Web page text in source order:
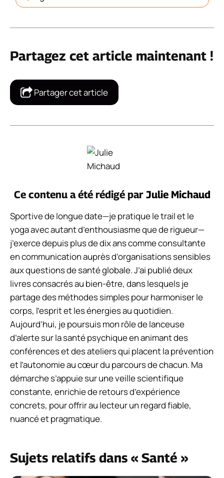
Partagez cet article maintenant !
Partager cet article
Ce contenu a été rédigé par Julie Michaud
Sportive de longue date—je pratique le trail et le
yoga avec autant d’enthousiasme que de rigueur—
j’exerce depuis plus de dix ans comme consultante
en communication auprès d’organisations sensibles
aux questions de santé globale. J’ai publié deux
livres consacrés au bien-être, dans lesquels je
partage des méthodes simples pour harmoniser le
corps, l’esprit et les énergies au quotidien.
Aujourd’hui, je poursuis mon rôle de lanceuse
d’alerte sur la santé psychique en animant des
conférences et des ateliers qui placent la prévention
et l’autonomie au cœur du parcours de chacun. Ma
démarche s’appuie sur une veille scientifique
constante, enrichie de retours d’expérience
concrets, pour offrir au lecteur un regard fiable,
nuancé et pragmatique.
Sujets relatifs dans « Santé »